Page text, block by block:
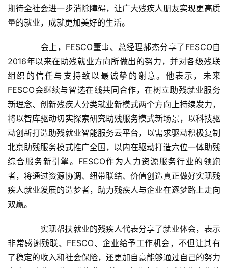
首
页
闻
资
期待全社会进一步消除障碍，让广大残疾人朋友实现更高质
量的就业，成就更加美好的生活。
会上，FESCO董事、总经理郝杰分享了FESCO自
2016年以来在助残就业方向所做出的努力，并对各级残联
组织的信任与支持致以最诚挚的谢意。他表示，未来
FESCO会继续与智选在线共同合作，在树立助残就业服务
新理念、创新残疾人分类就业新模式两个方向上持续发力，
将以智库驱动切实探索研究助残服务模式新场景，以科技驱
动创新打造助残就业智能服务云平台，以需求驱动积极复制
北京助残服务模式推广全国，以内在驱动打造六位一体助残
综合服务新引擎。FESCO作为人力资源服务行业的领跑
者，将通过资源协调、纽带联结、价值创造真正做好实现残
疾人就业发展的造梦者，助力残疾人与企业在逐梦路上走向
双赢。
实现帮扶就业的残疾人代表分享了就业体会，表示
非常感谢残联、FESCO、企业给予工作机会，不但让其有
了稳定的收入和社会保险，还更加自豪能够通过自己的努力